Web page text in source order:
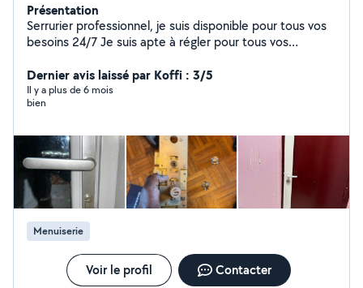
Présentation
Serrurier professionnel, je suis disponible pour tous vos
besoins 24/7 Je suis apte à régler pour tous vos
, contactez-moi
Dernier avis laissé par Koffi : 3/5
Il y a plus de 6 mois
bien
Menuiserie
Voir le profil Contacter